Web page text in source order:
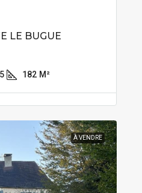
LE BUGUE
5 182 M²
À VENDRE